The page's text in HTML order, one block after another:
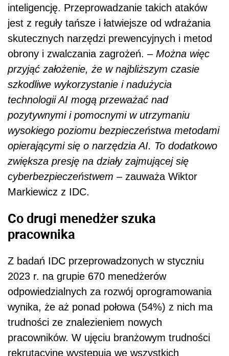
inteligencję. Przeprowadzanie takich ataków
jest z reguły tańsze i łatwiejsze od wdrażania
skutecznych narzędzi prewencyjnych i metod
obrony i zwalczania zagrożeń. – Można więc
przyjąć założenie, że w najbliższym czasie
szkodliwe wykorzystanie i nadużycia
technologii AI mogą przeważać nad
pozytywnymi i pomocnymi w utrzymaniu
wysokiego poziomu bezpieczeństwa metodami
opierającymi się o narzędzia AI. To dodatkowo
zwiększa presję na działy zajmującej się
cyberbezpieczeństwem – zauważa Wiktor
Markiewicz z IDC.
Co drugi menedżer szuka
pracownika
Z badań IDC przeprowadzonych w styczniu
2023 r. na grupie 670 menedżerów
odpowiedzialnych za rozwój oprogramowania
wynika, że aż ponad połowa (54%) z nich ma
trudności ze znalezieniem nowych
pracowników. W ujęciu branżowym trudności
rekrutacyjne występują we wszystkich